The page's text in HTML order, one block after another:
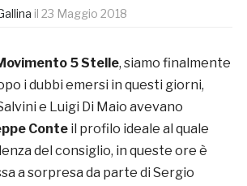
il 23 Maggio 2018
5 Stelle, siamo finalmente
i dubbi emersi in questi giorni,
e Luigi Di Maio avevano
Conteil profilo ideale al quale
del consiglio, in queste ore è
a sorpresa da parte di Sergio